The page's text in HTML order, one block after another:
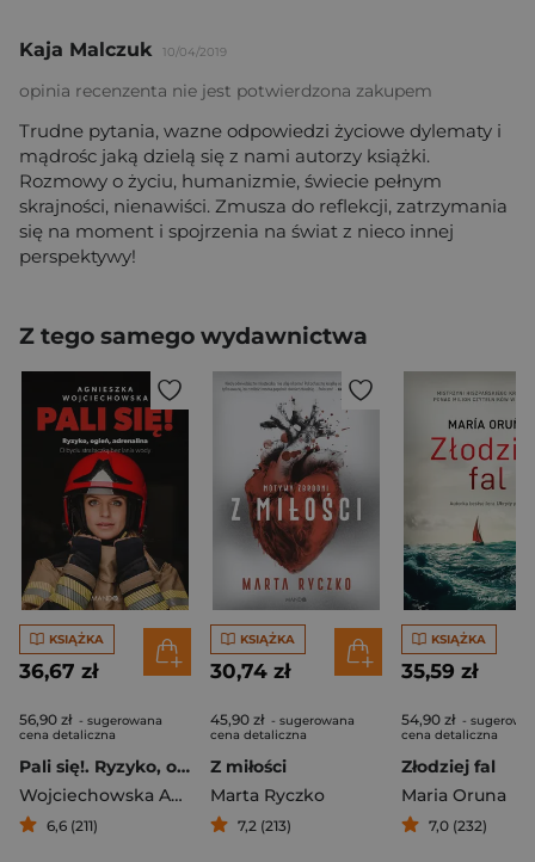
Kaja Malczuk 10/04/2019
opinia recenzenta nie jest potwierdzona zakupem
Trudne pytania, wazne odpowiedzi życiowe dylematy i
mądrośc jaką dzielą się z nami autorzy książki.
Rozmowy o życiu, humanizmie, świecie pełnym
skrajności, nienawiści. Zmusza do reflekcji, zatrzymania
się na moment i spojrzenia na świat z nieco innej
perspektywy!
Z tego samego wydawnictwa
KSIĄŻKA
36,67 zł
56,90 zł - sugerowana
cena detaliczna
Pali się!. Ryzyko, ogień, adrenalina
Wojciechowska Agnieszka
6,6 (211)
KSIĄŻKA
30,74 zł
45,90 zł - sugerowana
cena detaliczna
Z miłości
Marta Ryczko
7,2 (213)
KSIĄŻKA
35,59 zł
54,90 zł -
cena detaliczna
Złodziej fal
Maria Oruna
7,0 (232)